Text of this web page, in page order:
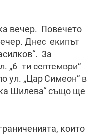
вечер. Повечето
Днес екипът
За
„6- ти септември“
ул. „Цар Симеон“ в
Шилева“ също ще
които